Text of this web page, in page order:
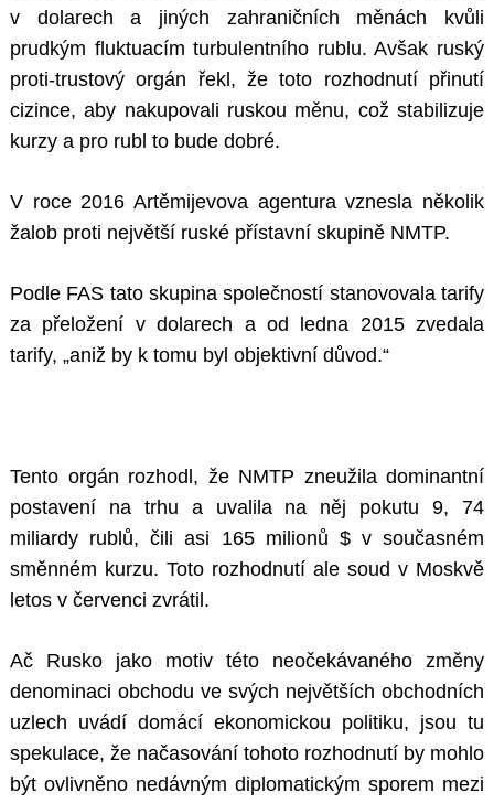
v dolarech a jiných zahraničních měnách kvůli
prudkým fluktuacím turbulentního rublu. Avšak ruský
proti-trustový orgán řekl, že toto rozhodnutí přinutí
cizince, aby nakupovali ruskou měnu, což stabilizuje
kurzy a pro rubl to bude dobré.
V roce 2016 Artěmijevova agentura vznesla několik
žalob proti největší ruské přístavní skupině NMTP.
Podle FAS tato skupina společností stanovovala tarify
za přeložení v dolarech a od ledna 2015 zvedala
tarify, „aniž by k tomu byl objektivní důvod.“
Tento orgán rozhodl, že NMTP zneužila dominantní
postavení na trhu a uvalila na něj pokutu 9, 74
miliardy rublů, čili asi 165 milionů $ v současném
směnném kurzu. Toto rozhodnutí ale soud v Moskvě
letos v červenci zvrátil.
Ač Rusko jako motiv této neočekávaného změny
denominaci obchodu ve svých největších obchodních
uzlech uvádí domácí ekonomickou politiku, jsou tu
spekulace, že načasování tohoto rozhodnutí by mohlo
být ovlivněno nedávným diplomatickým sporem mezi